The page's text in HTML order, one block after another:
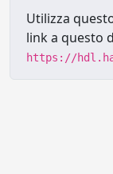
Utilizza
link a questo
https://